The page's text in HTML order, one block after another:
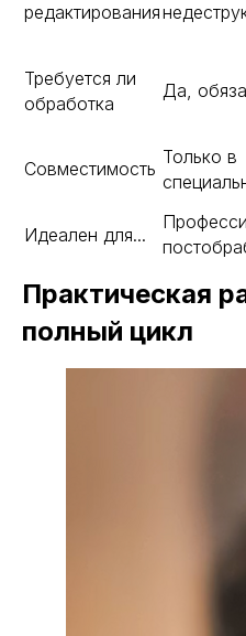
редактирования
Требуется ли
обработка
Да,
Совместимость
Только в
Идеален для...
Практическая
полный цикл